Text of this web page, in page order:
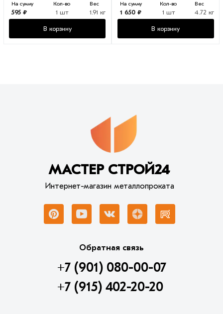
На сумму
595 ₽
Кол-во
1 шт
Вес
1.91 кг
В корзину
На сумму
1 650 ₽
Кол-во
1 шт
Вес
4.72 кг
В корзину
МАСТЕР СТРОЙ24
Интернет-магазин металлопроката
Обратная связь
+7 (901) 080-00-07
+7 (915) 402-20-20